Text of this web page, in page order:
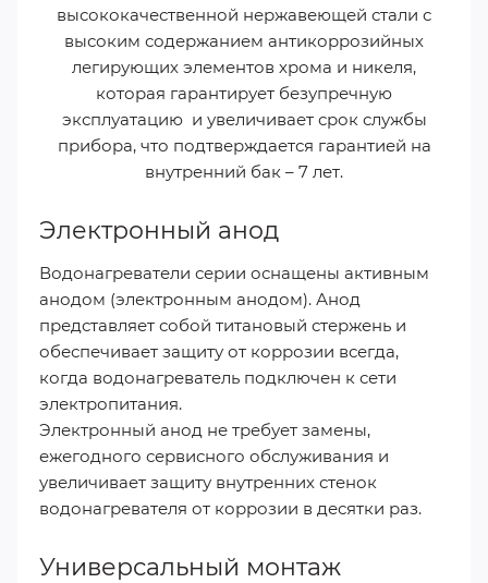
высококачественной нержавеющей стали с
высоким содержанием антикоррозийных
легирующих элементов хрома и никеля,
которая гарантирует безупречную
эксплуатацию и увеличивает срок службы
прибора, что подтверждается гарантией на
внутренний бак – 7 лет.
Электронный анод
Водонагреватели серии оснащены активным
анодом (электронным анодом). Анод
представляет собой титановый стержень и
обеспечивает защиту от коррозии всегда,
когда водонагреватель подключен к сети
электропитания.
Электронный анод не требует замены,
ежегодного сервисного обслуживания и
увеличивает защиту внутренних стенок
водонагревателя от коррозии в десятки раз.
Универсальный монтаж